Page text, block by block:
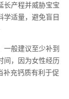
长产程并威胁宝宝
学适量，避免盲目
一般建议至少补到
间，因为女性经历
补充钙质有利于促